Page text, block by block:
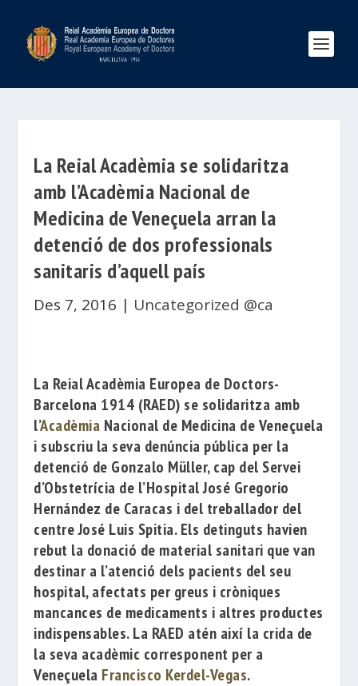
La Reial Acadèmia se solidaritza
amb l’Acadèmia Nacional de
Medicina de Veneçuela arran la
detenció de dos professionals
sanitaris d’aquell país
Des 7, 2016 | Uncategorized @ca
La ReialAcadèmia Europea de Doctors-
Barcelona 1914 (RAED) se solidaritza amb
l’Acadèmia Nacional de Medicina de Veneçuela
i subscriu la seva denúncia pública per la
detenció de Gonzalo Müller, cap del Servei
d’Obstetrícia de l’HospitalJosé Gregorio
Hernández de Caracas i del treballador del
centreJosé Luis Spitia. Els detinguts havien
rebut la donació de material sanitari que van
destinar a l’atenció dels pacients del seu
hospital, afectats per greus i cròniques
mancances de medicaments i altres productes
indispensables. La RAED atén així la crida de
la seva acadèmic corresponent per a
Veneçuela Francisco Kerdel-Vegas.